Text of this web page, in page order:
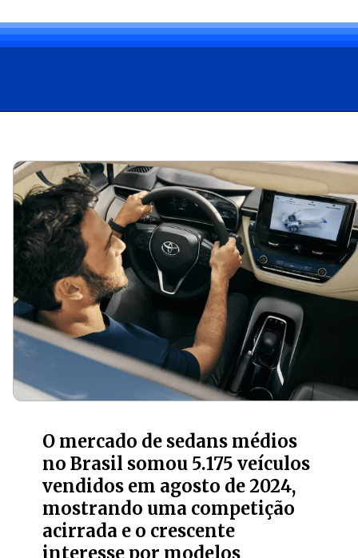
O mercado de sedans médios
no Brasil somou 5.175 veículos
vendidos em agosto de 2024,
mostrando uma competição
acirrada e o crescente
interesse por modelos